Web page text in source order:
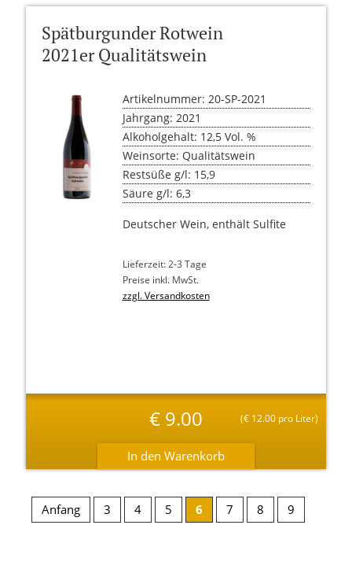
Spätburgunder Rotwein
2021er Qualitätswein
Artikelnummer: 20-SP-2021
Jahrgang: 2021
Alkoholgehalt: 12,5 Vol. %
Weinsorte: Qualitätswein
Restsüße g/l: 15,9
Säure g/l: 6,3
Deutscher Wein, enthält Sulfite
Lieferzeit: 2-3 Tage
Preise inkl. MwSt.
zzgl. Versandkosten
€9.00 (€ 12.00 pro Liter)
Anfang 3 4 5 6 7 8 9